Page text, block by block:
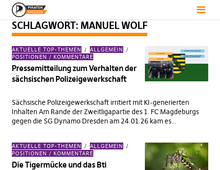
SCHLAGWORT: MANUEL WOLF
AKTUELLE TOP-THEMEN
ALLGEMEIN
POSITIONEN / KOMMENTARE
Pressemitteilung zum Verhalten der
sächsischen Polizeigewerkschaft
Sächsische Polizeigewerkschaft irritiert mit KI-generierten
Inhalten Am Rande der Zweitligapartie des 1. FC Magdeburgs
gegen die SG Dynamo Dresden am 24.01.26 kam es…
AKTUELLE TOP-THEMEN
ALLGEMEIN
POSITIONEN / KOMMENTARE
Die Tigermücke und das Bti